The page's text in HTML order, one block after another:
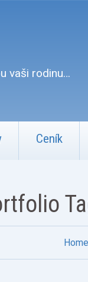
vaši rodinu…
Ceník
Home